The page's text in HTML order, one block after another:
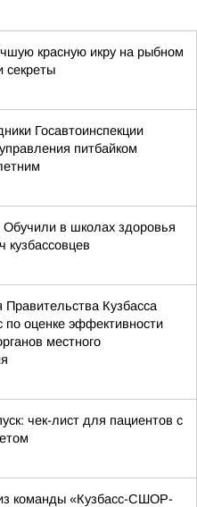
красную икру на рыбном
секреты
Госавтоинспекции
питбайком
в школах здоровья
кузбассовцев
Кузбасса
по оценке эффективности
местного
чек-лист для пациентов с
команды «Кузбасс-СШОР-